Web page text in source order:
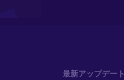
最新アップデート